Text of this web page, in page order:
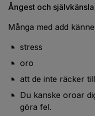
Ångest och självkänsla
Många med add
stress
oro
att de inte räcker till
Du kanske oroar
göra fel.